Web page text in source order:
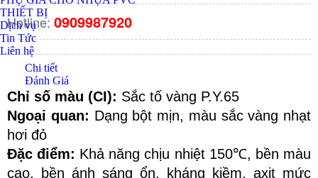
THIẾT BỊ
Dịch vụ
Tin Tức
Liên hệ
Hotline: 0909987920
Chi tiết
Đánh Giá
Chỉ số màu (CI): Sắc tố vàng P.Y.65
Ngoại quan: Dạng bột mịn, màu sắc vàng nhạt
hơi đỏ
Đặc điểm: Khả năng chịu nhiệt 150℃, bền màu
cao, bền ánh sáng ổn, kháng kiềm, axit mức